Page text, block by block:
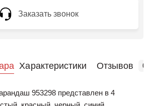
Заказать звонок
Характеристики Отзывов 0
953298 представлен в 4